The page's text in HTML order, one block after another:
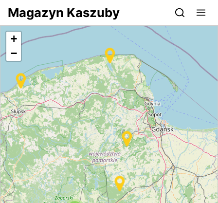
Przejdź do serwisu magazynkaszuby.pl
Magazyn Kaszuby
+
−